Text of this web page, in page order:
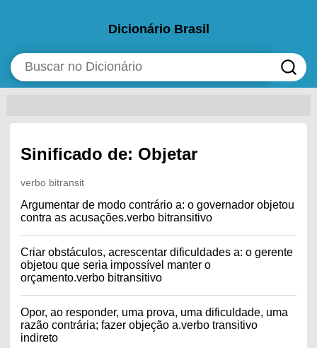
Dicionário Brasil
Sinificado de: Objetar
verbo bitransit
Argumentar de modo contrário a: o governador objetou
contra as acusações.verbo bitransitivo
Criar obstáculos, acrescentar dificuldades a: o gerente
objetou que seria impossível manter o
orçamento.verbo bitransitivo
Opor, ao responder, uma prova, uma dificuldade, uma
razão contrária; fazer objeção a.verbo transitivo
indireto